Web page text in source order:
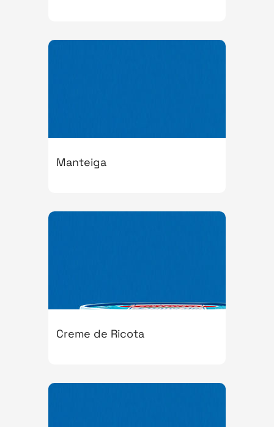
Manteiga
Creme de Ricota